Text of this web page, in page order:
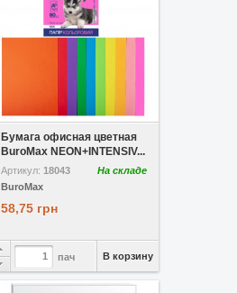
Бумага офисная цветная
BuroMax NEON+INTENSIV...
Артикул: 18043
На складе
BuroMax
58,75 грн
пач В корзину